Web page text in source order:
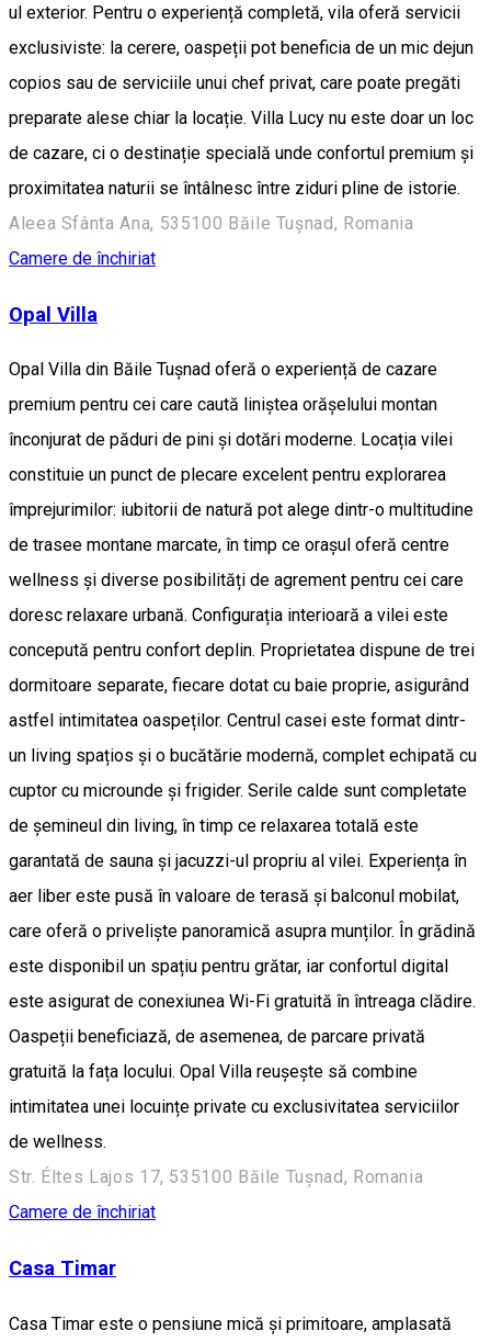
ul exterior. Pentru o experiență completă, vila oferă servicii
exclusiviste: la cerere, oaspeții pot beneficia de un mic dejun
copios sau de serviciile unui chef privat, care poate pregăti
preparate alese chiar la locație. Villa Lucy nu este doar un loc
de cazare, ci o destinație specială unde confortul premium și
proximitatea naturii se întâlnesc între ziduri pline de istorie.
Aleea Sfânta Ana, 535100 Băile Tușnad, Romania
Camere de închiriat
Opal Villa
Opal Villa din Băile Tușnad oferă o experiență de cazare
premium pentru cei care caută liniștea orășelului montan
înconjurat de păduri de pini și dotări moderne. Locația vilei
constituie un punct de plecare excelent pentru explorarea
împrejurimilor: iubitorii de natură pot alege dintr-o multitudine
de trasee montane marcate, în timp ce orașul oferă centre
wellness și diverse posibilități de agrement pentru cei care
doresc relaxare urbană. Configurația interioară a vilei este
concepută pentru confort deplin. Proprietatea dispune de trei
dormitoare separate, fiecare dotat cu baie proprie, asigurând
astfel intimitatea oaspeților. Centrul casei este format dintr-
un living spațios și o bucătărie modernă, complet echipată cu
cuptor cu microunde și frigider. Serile calde sunt completate
de șemineul din living, în timp ce relaxarea totală este
garantată de sauna și jacuzzi-ul propriu al vilei. Experiența în
aer liber este pusă în valoare de terasă și balconul mobilat,
care oferă o priveliște panoramică asupra munților. În grădină
este disponibil un spațiu pentru grătar, iar confortul digital
este asigurat de conexiunea Wi-Fi gratuită în întreaga clădire.
Oaspeții beneficiază, de asemenea, de parcare privată
gratuită la fața locului. Opal Villa reușește să combine
intimitatea unei locuințe private cu exclusivitatea serviciilor
de wellness.
Str. Éltes Lajos 17, 535100 Băile Tușnad, Romania
Camere de închiriat
Casa Timar
Casa Timar este o pensiune mică și primitoare, amplasată